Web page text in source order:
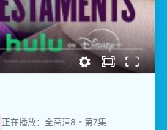
正在播放：全高清8 - 第7集